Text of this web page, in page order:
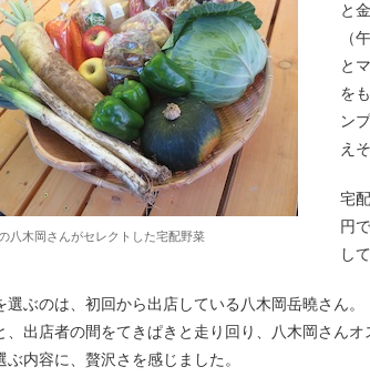
八木岡さんがセレクトした宅配野菜
と
（
と
を
ン
え
宅
円
し
選ぶのは、初回から出店している八木岡岳曉さん
、出店者の間をてきぱきと走り回り、八木岡さん
ぶ内容に、贅沢さを感じました。